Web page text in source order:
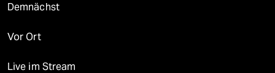
Demnächst
Vor Ort
Live im Stream